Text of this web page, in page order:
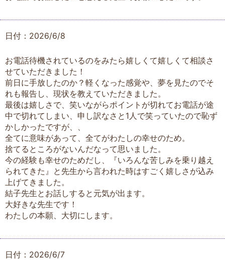
日付：2026/6/8
お電話待機されているのをみたら嬉しくて嬉しくて相談さ
せていただきました！
前日に手放したのか？軽くなった感覚や、夢を見たのでそ
れも報告し、現状を教えていただきました。
最後は嬉しさで、笑いながらポイントが切れてお電話が途
中で切れてしまい、申し訳なさと1人で笑っていたので恥ず
かしかったですが、、
全てに意味があって、全てがわたしの幸せのため。
捨てるところがないんだなって思いました。
今の経験も幸せのためだし、『いろんな苦しみを乗り越え
られてきた』と先生から言われた時はすごく嬉しさが込み
上げてきました。
結子先生とお話しすると元気が出ます。
大好きな先生です！
わたしの本願、大切にします。
日付：2026/6/7